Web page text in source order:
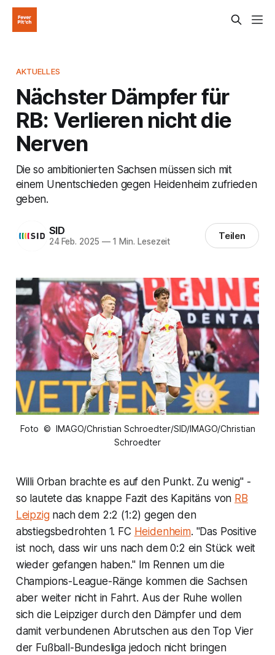
AKTUELLES
Nächster Dämpfer für
RB: Verlieren nicht die
Nerven
Die so ambitionierten Sachsen müssen sich mit
einem Unentschieden gegen Heidenheim zufrieden
geben.
SID
24 Feb. 2025 —1 Min. Lesezeit Teilen
Foto © IMAGO/Christian Schroedter/SID/IMAGO/Christian
Schroedter
Willi Orban brachte es auf den Punkt. Zu wenig" -
so lautete das knappe Fazit des Kapitäns von RB
Leipzignach dem 2:2 (1:2) gegen den
abstiegsbedrohten 1. FC Heidenheim. "Das Positive
ist noch, dass wir uns nach dem 0:2 ein Stück weit
wieder gefangen haben." Im Rennen um die
Champions-League-Ränge kommen die Sachsen
aber weiter nicht in Fahrt. Aus der Ruhe wollen
sich die Leipziger durch den Dämpfer und dem
damit verbundenen Abrutschen aus den Top Vier
der Fußball-Bundesliga jedoch nicht bringen